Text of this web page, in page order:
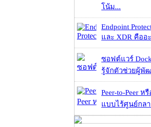
โน้ม...
Endpoint
และ XDR คืออ
ซอฟต์แวร์
รู้จักตัวช่วยผู้พั
Peer-to-Peer ห
แบบไร้ศูนย์กลา